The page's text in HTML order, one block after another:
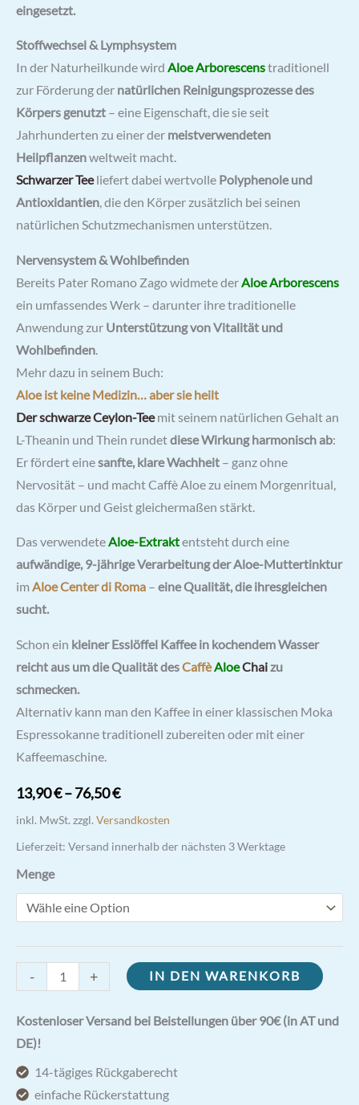
eingesetzt.
Stoffwechsel & Lymphsystem
In der Naturheilkunde wird Aloe Arborescenstraditionell
zur Förderung der natürlichen Reinigungsprozesse des
Körpers genutzt – eine Eigenschaft, die sie seit
Jahrhunderten zu einer der meistverwendeten
Heilpflanzenweltweit macht.
Schwarzer Teeliefert dabei wertvolle Polyphenole und
Antioxidantien, die den Körper zusätzlich bei seinen
natürlichen Schutzmechanismen unterstützen.
Nervensystem & Wohlbefinden
Bereits Pater Romano Zago widmete derAloe Arborescens
ein umfassendes Werk – darunter ihre traditionelle
Anwendung zur Unterstützung von Vitalität und
Wohlbefinden.
Mehr dazu in seinem Buch:
Aloe ist keine Medizin… aber sie heilt
Der schwarze Ceylon-Teemit seinem natürlichen Gehalt an
L-Theanin und Thein rundetdiese Wirkung harmonisch ab:
Er fördert einesanfte, klare Wachheit – ganz ohne
Nervosität – und macht Caffè Aloe zu einem Morgenritual,
das Körper und Geist gleichermaßen stärkt.
Das verwendeteAloe-Extraktentsteht durch eine
aufwändige, 9-jährige Verarbeitung der Aloe-Muttertinktur
im Aloe Center di Roma – eine Qualität, die ihresgleichen
sucht.
Schon ein kleiner Esslöffel Kaffee in kochendem Wasser
reicht aus um die Qualität desCaffèAloeChaizu
schmecken.
Alternativ kann man den Kaffee in einer klassischen Moka
Espressokanne traditionell zubereiten oder mit einer
Kaffeemaschine.
13,90€–76,50€
inkl. MwSt. zzgl. Versandkosten
Lieferzeit: Versand innerhalb der nächsten 3 Werktage
Menge
-
Aloe
Chai
|
mit
Aloe
+ IN DEN WARENKORB
Kostenloser Versand bei Beistellungen über 90€ (in AT und
DE)!
14-tägiges Rückgaberecht
einfache Rückerstattung